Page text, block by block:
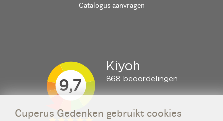
Catalogus aanvragen
Cuperus Gedenken gebruikt cookies